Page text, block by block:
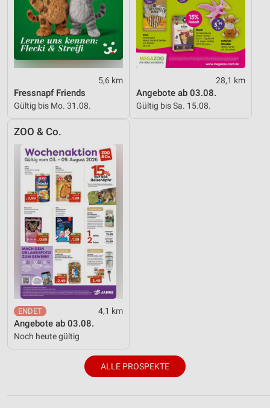
5,6 km
Fressnapf Friends
Gültig bis Mo. 31.08.
28,1 km
Angebote ab 03.08.
Gültig bis Sa. 15.08.
ZOO & Co.
4,1 km
Angebote ab 03.08.
Noch heute gültig
ALLE PROSPEKTE